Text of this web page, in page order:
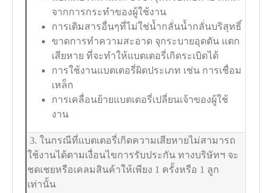
จากการกระทำของผู้ใช้งาน
การเติมสารอื่นๆที่ไม่ใช่น้ำกลั่นน้ำกลั่นบริสุทธิ์
ขาดการทำความสะอาด จุกระบายอุดตัน แตก
เสียหาย ที่จะทำให้แบตเตอรี่เกิดระเบิดได้
การใช้งานแบตเตอรี่ผิดประเภท เช่น การเชื่อม
เหล็ก
การเคลื่อนย้ายแบตเตอรี่เปลี่ยนเจ้าของผู้ใช้
งาน
3. ในกรณีที่แบตเตอรี่เกิดความเสียหายไม่สามารถ
ใช้งานได้ตามเงื่อนไขการรับประกัน ทางบริษัทฯ จะ
ชดเชยหรือเคลมสินค้าให้เพียง 1 ครั้งหรือ 1 ลูก
เท่านั้น